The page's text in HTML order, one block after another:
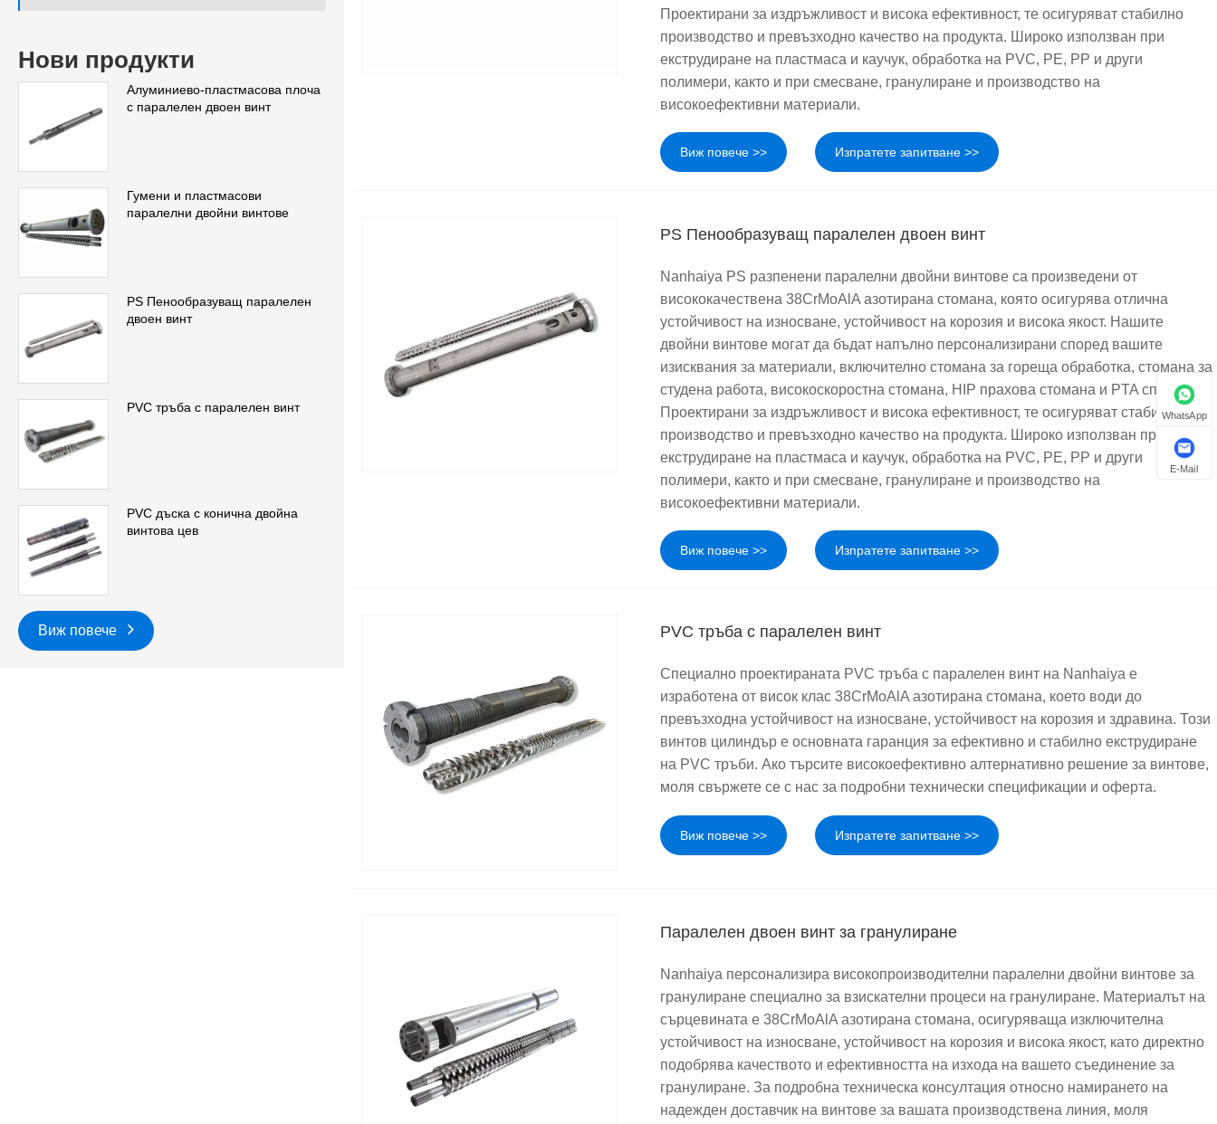
Нови продукти
Алуминиево-пластмасова плоча
с паралелен двоен винт
Гумени и пластмасови
паралелни двойни винтове
PS Пенообразуващ паралелен
двоен винт
PVC тръба с паралелен винт
PVC дъска с конична двойна
винтова цев
Виж повече
Проектирани за издръжливост и висока ефективност, те осигуряват стабилно
производство и превъзходно качество на продукта. Широко използван при
екструдиране на пластмаса и каучук, обработка на PVC, PE, PP и други
полимери, както и при смесване, гранулиране и производство на
високоефективни материали.
Виж повече >> Изпратете запитване >>
PS Пенообразуващ паралелен двоен винт
Nanhaiya PS разпенени паралелни двойни винтове са произведени от
висококачествена 38CrMoAlA азотирана стомана, която осигурява отлична
устойчивост на износване, устойчивост на корозия и висока якост. Нашите
двойни винтове могат да бъдат напълно персонализирани според вашите
изисквания за материали, включително стомана за гореща обработка, стомана за
студена работа, високоскоростна стомана, HIP прахова стомана и PTA сплави.
Проектирани за издръжливост и висока ефективност, те осигуряват стабилно
производство и превъзходно качество на продукта. Широко използван при
екструдиране на пластмаса и каучук, обработка на PVC, PE, PP и други
полимери, както и при смесване, гранулиране и производство на
високоефективни материали.
Виж повече >> Изпратете запитване >>
PVC тръба с паралелен винт
Специално проектираната PVC тръба с паралелен винт на Nanhaiya е
изработена от висок клас 38CrMoAlA азотирана стомана, което води до
превъзходна устойчивост на износване, устойчивост на корозия и здравина. Този
винтов цилиндър е основната гаранция за ефективно и стабилно екструдиране
на PVC тръби. Ако търсите високоефективно алтернативно решение за винтове,
моля свържете се с нас за подробни технически спецификации и оферта.
Виж повече >> Изпратете запитване >>
Паралелен двоен винт за гранулиране
Nanhaiya персонализира високопроизводителни паралелни двойни винтове за
гранулиране специално за взискателни процеси на гранулиране. Материалът на
сърцевината е 38CrMoAlA азотирана стомана, осигуряваща изключителна
устойчивост на износване, устойчивост на корозия и висока якост, като директно
подобрява качеството и ефективността на изхода на вашето съединение за
гранулиране. За подробна техническа консултация относно намирането на
надежден доставчик на винтове за вашата производствена линия, моля
WhatsApp
E-Mail